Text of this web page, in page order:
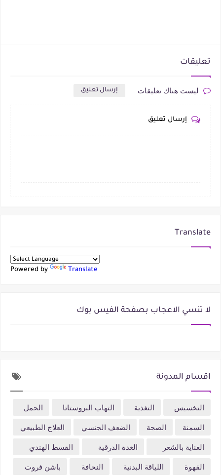
تعليقات
ليست هناك تعليقات إرسال تعليق
إرسال تعليق
Translate
Powered by Translate
لا تنسي الاعجاب بصفحة الفيس بوك
اقسام المدونة
التخسيس التغذية التهاب البروستاتا
الحمل
السمنة
الصحة الضعف الجنسي
العلاج الطبيعي
العناية بالشعر
الغدة الدرقية
القسط الهندي
القهوة
اللياقة البدنية النحافة
باشن فروت